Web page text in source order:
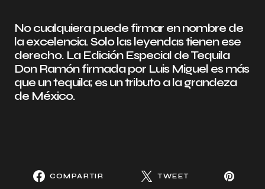
No cualquiera puede firmar en nombre de
la excelencia. Solo las leyendas tienen ese
derecho. La Edición Especial de Tequila
Don Ramón firmada por Luis Miguel es más
que un tequila; es un tributo a la grandeza
de México.
COMPARTIR TWEET